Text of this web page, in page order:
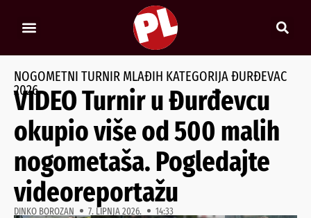
NOGOMETNI TURNIR MLAĐIH KATEGORIJA ĐURĐEVAC
2026.
VIDEO Turnir u Đurđevcu
okupio više od 500 malih
nogometaša. Pogledajte
videoreportažu
DINKO BOROZAN 7. LIPNJA 2026. 14:33